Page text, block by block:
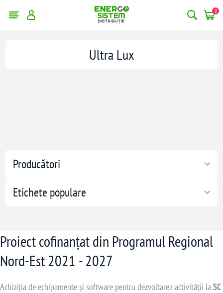
0
Producători
Etichete populare
Ultra Lux
Proiect cofinanțat din Programul Regional
Nord-Est 2021 - 2027
Achiziția de echipamente și software pentru dezvoltarea activității laSC